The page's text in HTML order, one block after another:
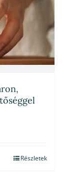
Részletek